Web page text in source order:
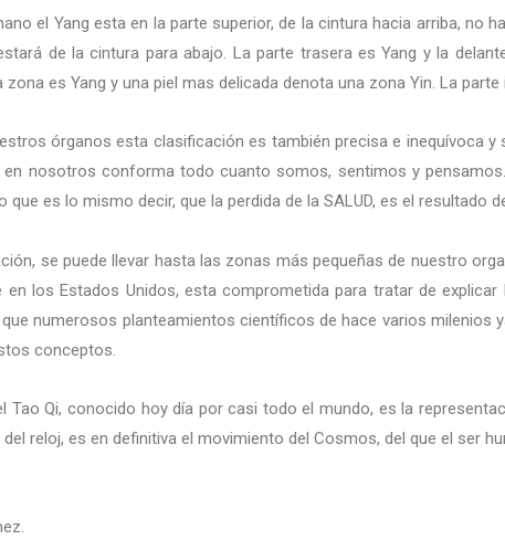
el Yang esta en la parte superior, de la cintura hacia arriba, no
de la cintura para abajo. La parte trasera es Yang y la
zona es Yang y una piel mas delicada denota una zona Yin. La
órganos esta clasificación es también precisa e inequívoca
en nosotros conforma todo cuanto somos, sentimos y
que es lo mismo decir, que la perdida de la SALUD, es el resultado
se puede llevar hasta las zonas más pequeñas de nuestro
en los Estados Unidos, esta comprometida para tratar de
numerosos planteamientos científicos de hace varios milenios
conceptos.
Tao Qi, conocido hoy día por casi todo el mundo, es la
reloj, es en definitiva el movimiento del Cosmos, del que el ser